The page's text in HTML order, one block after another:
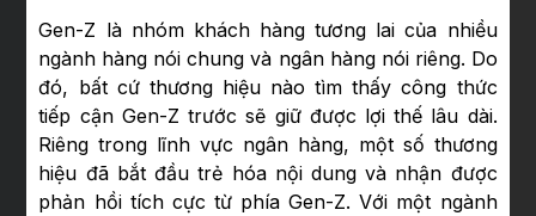
Gen-Z là nhóm khách hàng tương lai của nhiều
ngành hàng nói chung và ngân hàng nói riêng. Do
đó, bất cứ thương hiệu nào tìm thấy công thức
tiếp cận Gen-Z trước sẽ giữ được lợi thế lâu dài.
Riêng trong lĩnh vực ngân hàng, một số thương
hiệu đã bắt đầu trẻ hóa nội dung và nhận được
phản hồi tích cực từ phía Gen-Z. Với một ngành